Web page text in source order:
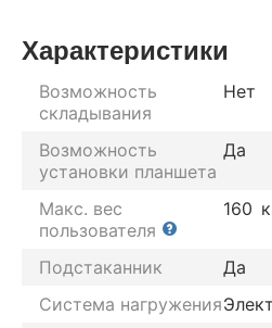
Характеристики
Возможность
складывания
Нет
Возможность
установки планшета
Да
Макс. вес
пользователя
160
Подстаканник
Да
Система нагружения